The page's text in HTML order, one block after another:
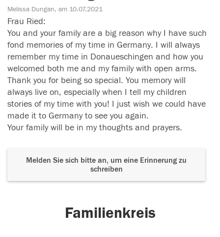
Melissa Dungan, am 10.07.2021
Frau Ried:
You and your family are a big reason why I have such
fond memories of my time in Germany. I will always
remember my time in Donaueschingen and how you
welcomed both me and my family with open arms.
Thank you for being so special. You memory will
always live on, especially when I tell my children
stories of my time with you! I just wish we could have
made it to Germany to see you again.
Your family will be in my thoughts and prayers.
Melden Sie sich bitte an, um eine Erinnerung zu
schreiben
Familienkreis